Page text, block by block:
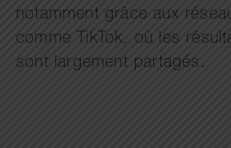
notamment grâce aux
comme TikTok, où les
sont largement partagés.